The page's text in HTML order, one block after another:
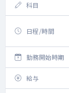
科目
日程/時間
勤務開始時期
給与